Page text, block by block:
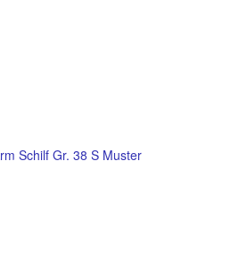
Schilf Gr. 38 S Muster